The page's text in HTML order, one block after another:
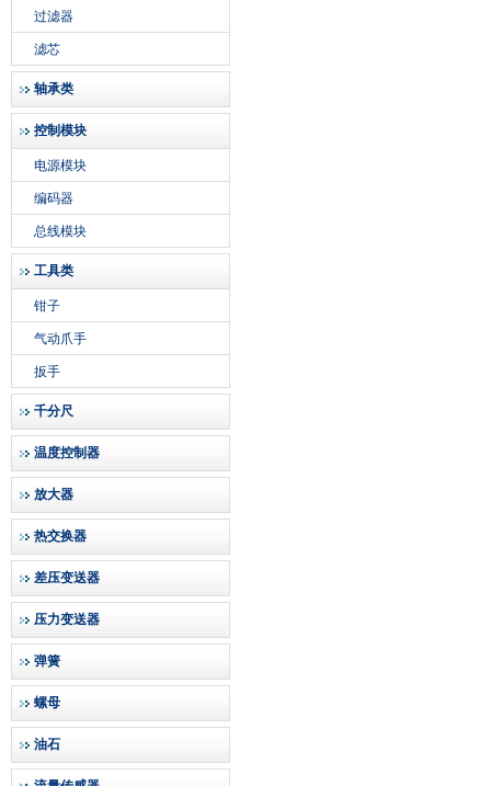
过滤器
滤芯
轴承类
控制模块
电源模块
编码器
总线模块
工具类
钳子
气动爪手
扳手
千分尺
温度控制器
放大器
热交换器
差压变送器
压力变送器
弹簧
螺母
油石